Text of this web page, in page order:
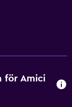
runt-öppen
det lugnt med
för Amici